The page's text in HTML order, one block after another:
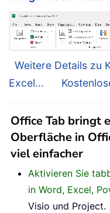
Weitere Details zu
Excel...
Office Tab bringt
Oberfläche in
viel einfacher
Aktivieren Sie
in Word, Excel,
Visio und Project.